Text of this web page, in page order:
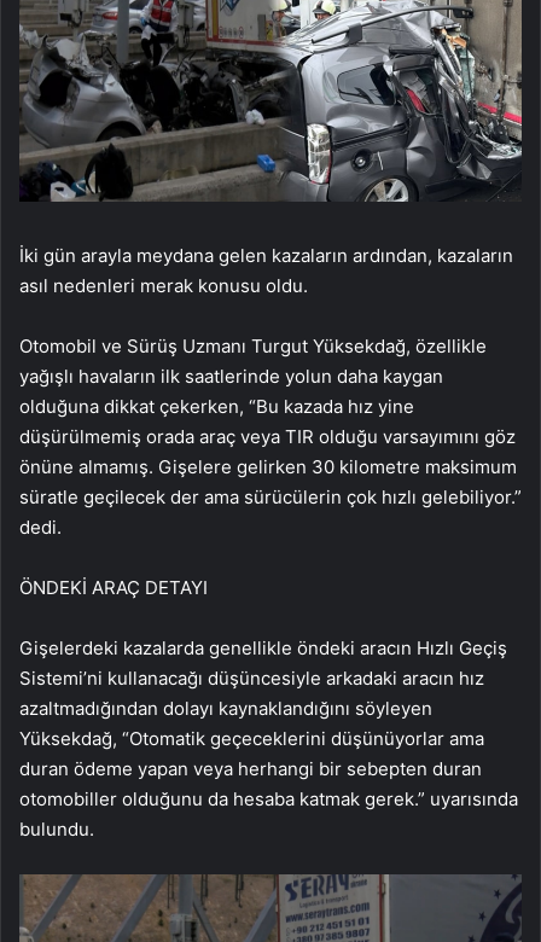
İki gün arayla meydana gelen kazaların ardından, kazaların
asıl nedenleri merak konusu oldu.
Otomobil ve Sürüş Uzmanı Turgut Yüksekdağ, özellikle
yağışlı havaların ilk saatlerinde yolun daha kaygan
olduğuna dikkat çekerken, “Bu kazada hız yine
düşürülmemiş orada araç veya TIR olduğu varsayımını göz
önüne almamış. Gişelere gelirken 30 kilometre maksimum
süratle geçilecek der ama sürücülerin çok hızlı gelebiliyor.”
dedi.
ÖNDEKİ ARAÇ DETAYI
Gişelerdeki kazalarda genellikle öndeki aracın Hızlı Geçiş
Sistemi’ni kullanacağı düşüncesiyle arkadaki aracın hız
azaltmadığından dolayı kaynaklandığını söyleyen
Yüksekdağ, “Otomatik geçeceklerini düşünüyorlar ama
duran ödeme yapan veya herhangi bir sebepten duran
otomobiller olduğunu da hesaba katmak gerek.” uyarısında
bulundu.